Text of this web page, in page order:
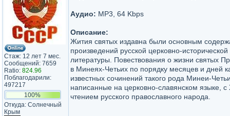
Стаж: 12 лет 7 мес.
Сообщений: 7659
Ratio: 824.96
Поблагодарили:
497217
100%
Откуда: Солнечный
Крым
Аудио: MP3, 64 Kbps
Описание:
Жития святых издавна были основным
произведений русской церковно-
литературы. Повествования о жизни святых
в Минеях-Четьих по порядку месяцев и дней
известных сочинений такого рода Минеи-
написанные на церковно-славянском языке,
чтением русского православного народа.